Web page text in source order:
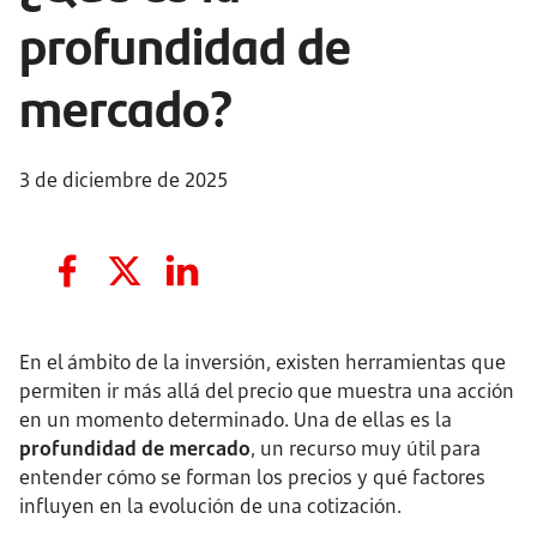
profundidad de
mercado?
3 de diciembre de 2025
En el ámbito de la inversión, existen herramientas que
permiten ir más allá del precio que muestra una acción
en un momento determinado. Una de ellas es la
profundidad de mercado, un recurso muy útil para
entender cómo se forman los precios y qué factores
influyen en la evolución de una cotización.